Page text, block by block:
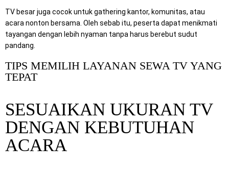
TV besar juga cocok untuk gathering kantor, komunitas, atau
acara nonton bersama. Oleh sebab itu, peserta dapat menikmati
tayangan dengan lebih nyaman tanpa harus berebut sudut
pandang.
TIPS MEMILIH LAYANAN SEWA TV YANG
TEPAT
SESUAIKAN UKURAN TV
DENGAN KEBUTUHAN
ACARA